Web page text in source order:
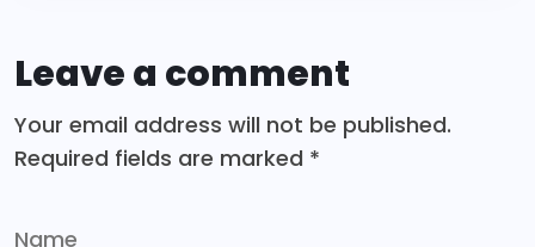
Leave a comment
Your email address will not be published.
Required fields are marked *